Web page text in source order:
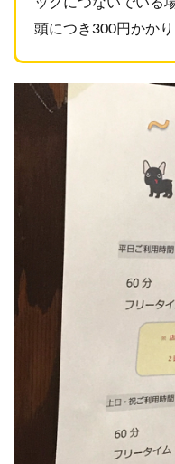
ックにつないでいる
頭につき300円かかり